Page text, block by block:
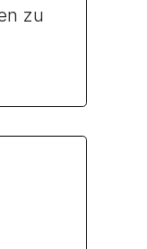
zu